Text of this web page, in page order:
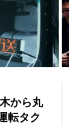
から丸
転タク